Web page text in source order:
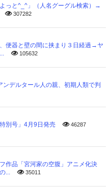
っと^_^」（人名グーグル検索）→
307282
便器と壁の間に挟まり３日経過→ヤ
105632
ンデルタール人の親、初期人類で判
別号」4月9日発売 46287
作品「宮河家の空腹」アニメ化決
...
35011